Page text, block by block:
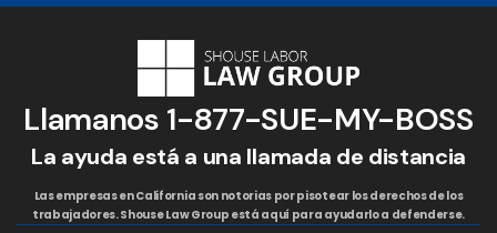
Llamanos 1-877-SUE-MY-BOSS
La ayuda está a una llamada de distancia
Las empresas en California son notorias por pisotear los derechos de los
trabajadores. Shouse Law Group está aquí para ayudarlo a defenderse.